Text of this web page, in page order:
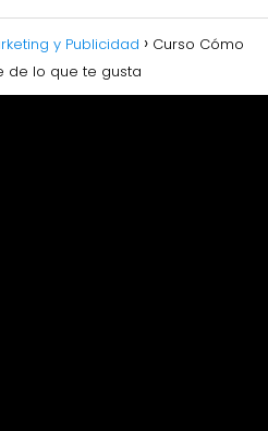
y Publicidad
Curso Cómo
de lo que te gusta